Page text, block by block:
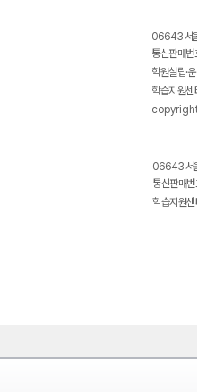
06643 서
통신판매
학원설립·
학습지원
06643 서
통신판매
학습지원